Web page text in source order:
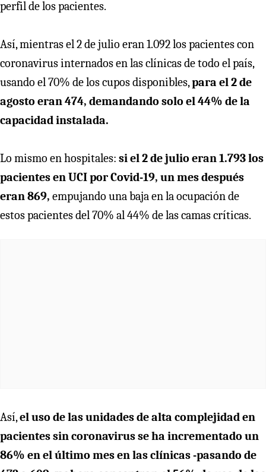
perfil de los pacientes.
Así, mientras el 2 de julio eran 1.092 los pacientes con
coronavirus internados en las clínicas de todo el país,
usando el 70% de los cupos disponibles,para el 2 de
agosto eran 474, demandando solo el 44% de la
capacidad instalada.
Lo mismo en hospitales: si el 2 de julio eran 1.793 los
pacientes en UCI por Covid-19, un mes después
eran 869, empujando una baja en la ocupación de
estos pacientes del 70% al 44% de las camas críticas.
Así,el uso de las unidades de alta complejidad en
pacientes sin coronavirus se ha incrementado un
86% en el último mes en las clínicas -pasando de